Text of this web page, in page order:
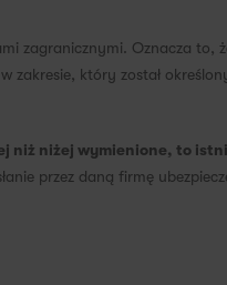
zagranicznymi. Oznacza
zakresie, który został
niżej wymienione, to
przez daną firmę